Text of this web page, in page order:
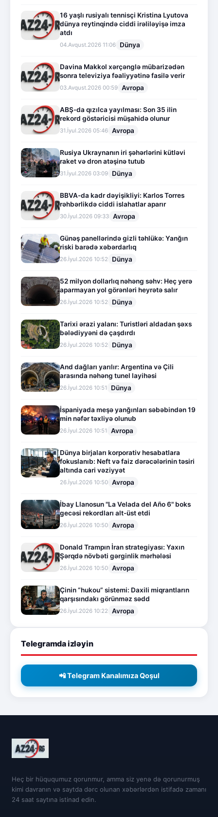
16 yaşlı rusiyalı tennisçi Kristina Lyutova
dünya reytinqində ciddi irəliləyişə imza
atdı
04.Avqust.2026 11:06 Dünya
Davina Makkol xərçənglə mübarizədən
sonra televiziya fəaliyyətinə fasilə verir
03.Avqust.2026 00:59 Avropa
ABŞ-da qızılca yayılması: Son 35 ilin
rekord göstəricisi müşahidə olunur
31.İyul.2026 05:46 Avropa
Rusiya Ukraynanın iri şəhərlərini kütləvi
raket və dron atəşinə tutub
31.İyul.2026 03:09 Dünya
BBVA-da kadr dəyişikliyi: Karlos Torres
rəhbərlikdə ciddi islahatlar aparır
30.İyul.2026 09:33 Avropa
Günəş panellərində gizli təhlükə: Yanğın
riski barədə xəbərdarlıq
26.İyul.2026 10:52 Dünya
52 milyon dollarlıq nəhəng səhv: Heç yerə
aparmayan yol görənləri heyrətə salır
26.İyul.2026 10:52 Dünya
Tarixi ərazi yalanı: Turistləri aldadan şəxs
bələdiyyəni də çaşdırdı
26.İyul.2026 10:52 Dünya
And dağları yarılır: Argentina və Çili
arasında nəhəng tunel layihəsi
26.İyul.2026 10:51 Dünya
İspaniyada meşə yanğınları səbəbindən 19
min nəfər təxliyə olunub
26.İyul.2026 10:51 Avropa
Dünya birjaları korporativ hesabatlara
fokuslanıb: Neft və faiz dərəcələrinin təsiri
altında cari vəziyyət
26.İyul.2026 10:50 Avropa
İbay Llanosun "La Velada del Año 6" boks
gecəsi rekordları alt-üst etdi
26.İyul.2026 10:50 Avropa
Donald Trampın İran strategiyası: Yaxın
Şərqdə növbəti gərginlik mərhələsi
26.İyul.2026 10:50 Avropa
Çinin “hukou” sistemi: Daxili miqrantların
qarşısındakı görünməz sədd
26.İyul.2026 10:22 Avropa
Telegramda izləyin
📲 Telegram Kanalımıza Qoşul
Heç bir hüququmuz qorunmur, amma siz yenə də qorunurmuş
kimi davranın və saytda dərc olunan xəbərlərdən istifadə zamanı
24 saat saytına istinad edin.